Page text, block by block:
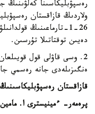
رەسپۋبليكاسىنا
ولاردىڭ قازاقستان
دەيىن توقتاتىلا تۇرسىن.
2. وسى قاۋلى قول
ەنگىزىلەدى جانە رەسمي
قازاقستان رەسپۋبليكاسىنىڭ
پرەمەر- ءمينيسترى ا. مامين